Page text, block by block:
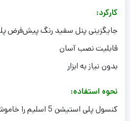
کارکرد:
جایگزینی پنل سفید رنگ پیش‌فرض پلی
قابلیت نصب آسان
بدون نیاز به ابزار
نحوه استفاده:
کنسول پلی استیشن 5 اسلیم را خاموش کنید و از برق بکشید.